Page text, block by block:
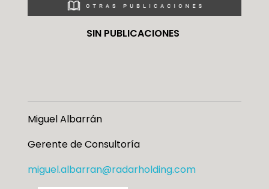
SIN PUBLICACIONES
Miguel Albarrán
Gerente de Consultoría
miguel.albarran@radarholding.com